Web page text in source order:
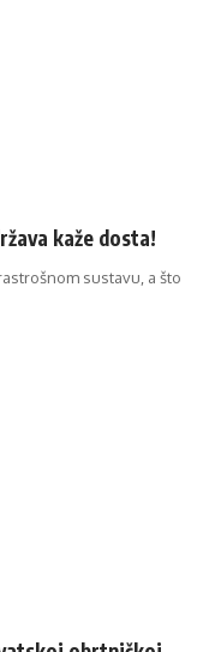
kaže dosta!
sustavu, a što